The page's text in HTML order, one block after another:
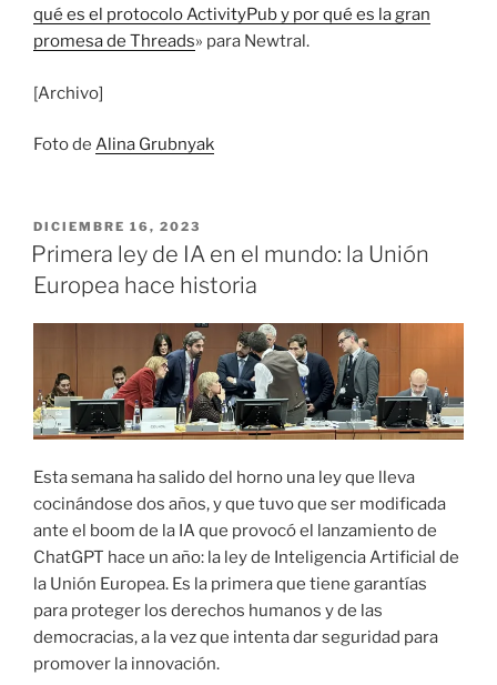
qué es el protocolo ActivityPub y por qué es la gran
promesa de Threads» para Newtral.
[Archivo]
Foto de Alina Grubnyak
PUBLICADO
EL
DICIEMBRE 16, 2023
Primera ley de IA en el mundo: la Unión
Europea hace historia
Esta semana ha salido del horno una ley que lleva
cocinándose dos años, y que tuvo que ser modificada
ante el boom de la IA que provocó el lanzamiento de
ChatGPT hace un año: la ley de Inteligencia Artificial de
la Unión Europea. Es la primera que tiene garantías
para proteger los derechos humanos y de las
democracias, a la vez que intenta dar seguridad para
promover la innovación.